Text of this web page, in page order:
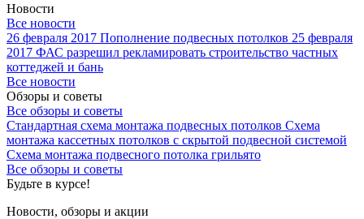
Новости
Все новости
26 февраля 2017 Пополнение подвесных потолков 25 февраля
2017 ФАС разрешил рекламировать строительство частных
коттеджей и бань
Все новости
Обзоры и советы
Все обзоры и советы
Стандартная схема монтажа подвесных потолков Схема
монтажа кассетных потолков с скрытой подвесной системой
Схема монтажа подвесного потолка грильято
Все обзоры и советы
Будьте в курсе!
Новости, обзоры и акции